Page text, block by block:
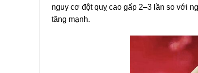
nguy cơ đột quỵ cao gấp 2–3 lần so với
tăng mạnh.